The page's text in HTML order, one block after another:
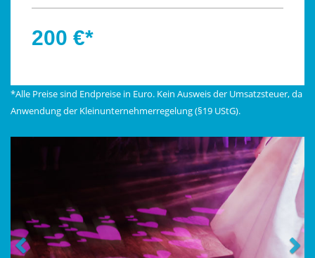
200 €*
*Alle Preise sind Endpreise in Euro. Kein Ausweis der Umsatzsteuer, da
Anwendung der Kleinunternehmerregelung (§19 UStG).